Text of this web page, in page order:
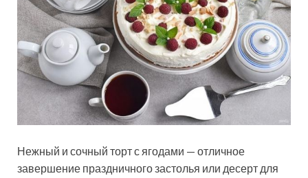
Нежный и сочный торт с ягодами — отличное
завершение праздничного застолья или десерт для